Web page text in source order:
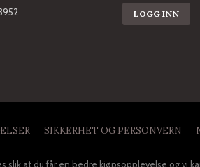
SIKKERHET OG PERSONVERN
slik at du får en bedre kjøpsopplevelse og vi